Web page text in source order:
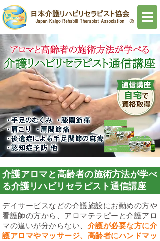
介護アロマと高齢者の施術方法が学べ
る介護リハビリセラピスト通信講座
デイサービスなどの介護施設にお勤めの方や
看護師の方から、アロマテラピーと介護アロ
マの違いが分からない、 介護が必要な方に介
護アロマやマッサージ、高齢者にハンドマッ